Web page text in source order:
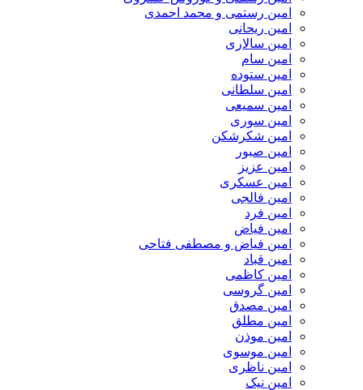
امین رستمی و محمد احمدی
امین ریحانی
امین سالاری
امین سام
امین ستوده
امین سلطانی
امین سمیعی
امین سوری
امین شکرشکن
امین صبور
امین عزیز
امین عسکری
امین فالجی
امین فرد
امین فیاض
امین فیاض و مصطفی فتاحی
امین قباد
امین کاظمی
امین گروسی
امین مصدق
امین مطلق
امین موذن
امین موسوی
امین ناظری
امین نیک